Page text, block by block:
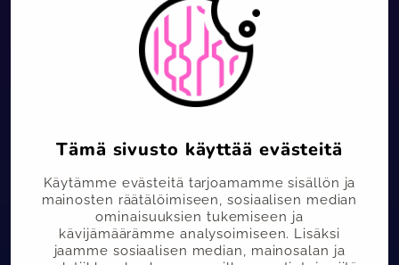
Tämä sivusto käyttää evästeitä
Käytämme evästeitä tarjoamamme sisällön ja
mainosten räätälöimiseen, sosiaalisen median
ominaisuuksien tukemiseen ja
kävijämäärämme analysoimiseen. Lisäksi
jaamme sosiaalisen median, mainosalan ja
Tutustu automaatioalustaan
Vision-Driven Development
(VDD)